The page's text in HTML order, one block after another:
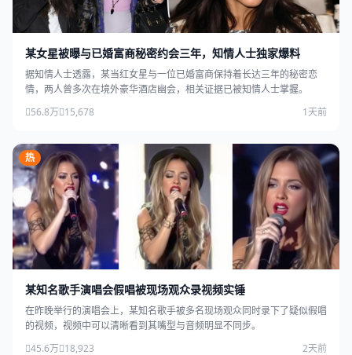
某女星被曝与已婚富商秘密约会三年，知情人士独家爆料
据知情人士透露，某当红女星与一位已婚富商保持着长达三年的秘密恋
情，两人曾多次在境外豪华酒店幽会，相关证据已被知情人士掌握。
56.8万 15,678 1天前
热
某知名歌手演唱会假唱被现场观众录视频实锤
在昨晚举行的演唱会上，某知名歌手被多名现场观众同时录下了疑似假唱
的视频，视频中可以清晰看到其嘴型与音频明显不同步。
45.6万 18,923 2天前